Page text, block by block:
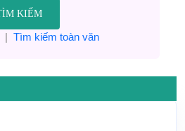
KIẾM
Tìm kiếm toàn văn